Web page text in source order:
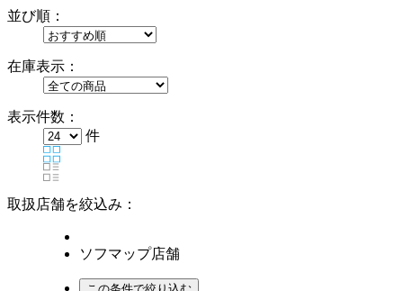
並び順：
在庫表示：
表示件数：
件
取扱店舗を絞込み：
ソフマップ店舗